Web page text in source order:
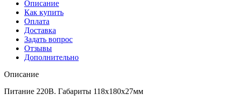
Описание
Как купить
Оплата
Доставка
Задать вопрос
Отзывы
Дополнительно
Описание
Питание 220В. Габариты 118х180х27мм